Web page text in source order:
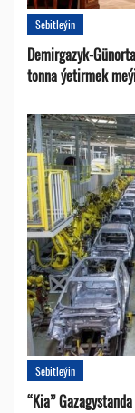
Sebitleýin
Demirgazyk-
tonna ýetirmek
Sebitleýin
“Kia”